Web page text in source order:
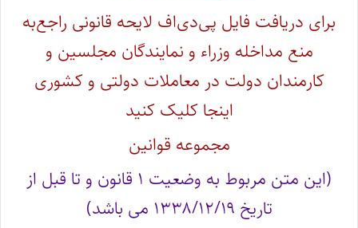
برای دریافت فایل پی‌دی‌اف لایحه قانونی راجع‌به
منع مداخله وزراء و نمایندگان مجلسین و
کارمندان دولت در معاملات دولتی و کشوری
اینجا کلیک کنید
مجموعه قوانین
(این متن مربوط به وضعیت ۱ قانون و تا قبل از
تاریخ ۱۳۳۸/۱۲/۱۹ می باشد)